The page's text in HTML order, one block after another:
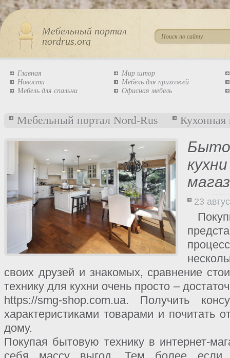
Мебельный портал
nordrus.org
Главная
Новости
Мебель для спальни
Мир штор
Мебель для прихожей
Офисная мебель
Мебельный портал Nord-Rus Кухонная
23
своих друзей и знакомых, сравнение
технику для кухни очень просто –
https://smg-shop.com.ua. Получить
характеристиками товарами и
дому.
Покупая бытовую технику в интернет-